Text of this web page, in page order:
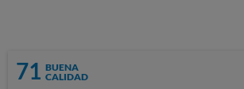
71 BUENA
CALIDAD